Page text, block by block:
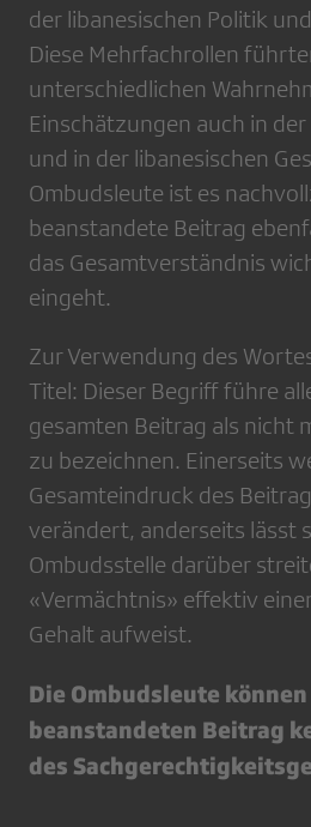
der libanesischen Politik
Diese Mehrfachrollen
unterschiedlichen
Einschätzungen auch in
und in der libanesischen
Ombudsleute ist es
beanstandete Beitrag
das Gesamtverständnis
eingeht.
Zur Verwendung des
Titel: Dieser Begriff führe
gesamten Beitrag als nicht
zu bezeichnen. Einerseits
Gesamteindruck des
verändert, anderseits lässt
Ombudsstelle darüber
«Vermächtnis» effektiv
Gehalt aufweist.
Die Ombudsleute
beanstandeten Beitrag
des